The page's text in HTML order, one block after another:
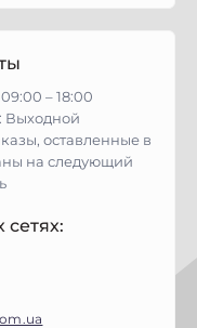
– 18:00
Выходной
оставленные в
на следующий